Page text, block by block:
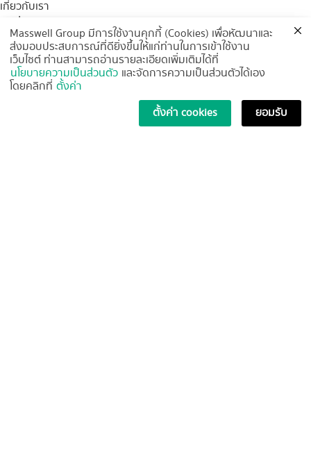
เกี่ยวกับเรา
ติดต่อเรา
บทความ
ร่วมงานกับเรา
จำหน่ายสินค้ากับเรา
คำถามที่พบบ่อย
Masswell Group มีการใช้งานคุกกี้ (Cookies) เพื่อหัฒนาและ
ส่งมอบประสบการณ์ที่ดียิ่งขึ้นให้แก่ท่านในการเข้าใช้งาน
เว็บไซต์ ท่านสามารถอ่านรายละเอียดเพิ่มเติมได้ที่
นโยบายความเป็นส่วนตัว และจัดการความเป็นส่วนตัวได้เอง
โดยคลิกที่ ตั้งค่า
ตั้งค่า cookies
ยอมรับ